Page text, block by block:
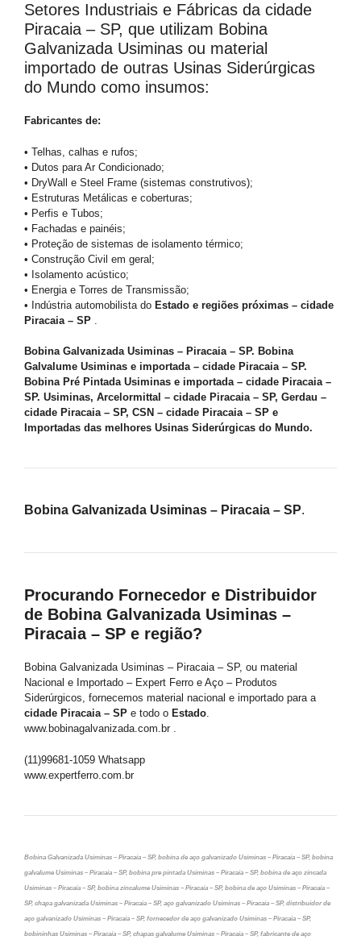
Setores Industriais e Fábricas da cidade
Piracaia – SP, que utilizam Bobina
Galvanizada Usiminas ou material
importado de outras Usinas Siderúrgicas
do Mundo como insumos:
Fabricantes de:
• Telhas, calhas e rufos;
• Dutos para Ar Condicionado;
• DryWall e Steel Frame (sistemas construtivos);
• Estruturas Metálicas e coberturas;
• Perfis e Tubos;
• Fachadas e painéis;
• Proteção de sistemas de isolamento térmico;
• Construção Civil em geral;
• Isolamento acústico;
• Energia e Torres de Transmissão;
• Indústria automobilista do Estado e regiões próximas – cidade
Piracaia – SP
Bobina Galvanizada Usiminas – Piracaia – SP. Bobina
Galvalume Usiminas e importada – cidade Piracaia – SP.
Bobina Pré Pintada Usiminas e importada – cidade Piracaia –
SP. Usiminas, Arcelormittal – cidade Piracaia – SP, Gerdau –
cidade Piracaia – SP, CSN – cidade Piracaia – SP e
Importadas das melhores Usinas Siderúrgicas do Mundo.
Bobina Galvanizada Usiminas – Piracaia – SP.
Procurando Fornecedor e Distribuidor
de Bobina Galvanizada Usiminas –
Piracaia – SP e região?
Bobina Galvanizada Usiminas – Piracaia – SP, ou material
Nacional e Importado – Expert Ferro e Aço – Produtos
Siderúrgicos, fornecemos material nacional e importado para a
cidade Piracaia – SP e todo o Estado.
www.bobinagalvanizada.com.br .
(11)99681-1059 Whatsapp
www.expertferro.com.br
Bobina Galvanizada Usiminas – Piracaia – SP, bobina de aço galvanizado Usiminas – Piracaia – SP, bobina
galvalume Usiminas – Piracaia – SP, bobina pre pintada Usiminas – Piracaia – SP, bobina de aço zincada
Usiminas – Piracaia – SP, bobina zincalume Usiminas – Piracaia – SP, bobina de aço Usiminas – Piracaia –
SP, chapa galvanizada Usiminas – Piracaia – SP, aço galvanizado Usiminas – Piracaia – SP, distribuidor de
aço galvanizado Usiminas – Piracaia – SP, fornecedor de aço galvanizado Usiminas – Piracaia – SP,
bobininhas Usiminas – Piracaia – SP, chapas galvalume Usiminas – Piracaia – SP, fabricante de aço